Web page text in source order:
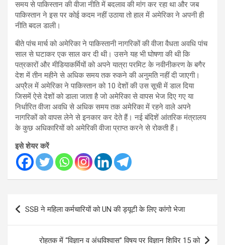
समय से पाकिस्तान की वीजा नीति में बदलाव की मांग कर रहा था और जब
पाकिस्तान ने इस पर कोई कदम नहीं उठाया तो हाल में अमेरिका ने अपनी ही
नीति बदल डाली।
बीते पांच मार्च को अमेरिका ने पाकिस्तानी नागरिकों की वीजा वैधता अवधि पांच
साल से घटाकर एक साल कर दी थी। उसने यह भी घोषणा की थी कि
पत्रकारों और मीडियाकर्मियों को अपने यात्रा परमिट के नवीनीकरण के बगैर
देश में तीन महीने से अधिक समय तक रुकने की अनुमति नहीं दी जाएगी।
अप्रैल में अमेरिका ने पाकिस्तान को 10 देशों की उस सूची में डाल दिया
जिसमें ऐसे देशों को डाला जाता है जो अमेरिका से वापस भेज दिए गए या
निर्धारित वीजा अवधि से अधिक समय तक अमेरिका में रहने वाले अपने
नागरिकों को वापस लेने से इनकार कर देते हैं। नई बंदिशें आंतरिक मंत्रालय
के कुछ अधिकारियों को अमेरिकी वीजा प्राप्त करने से रोकती हैं।
इसे शेयर करें
Post
navigation
SSB ने महिला कर्मचारियों को UN की ड्यूटी के लिए कांगो भेजा
रोहतक में “विज्ञान व अंधविश्वास” विषय पर विज्ञान शिविर 15 को